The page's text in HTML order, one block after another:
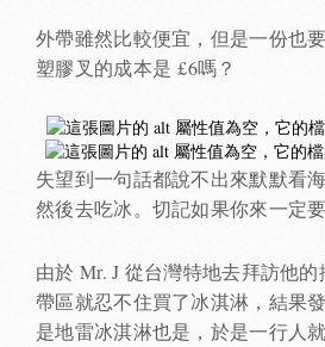
外帶雖然比較便宜，但是一份也
塑膠叉的成本是 £6嗎？
失望到一句話都說不出來默默看
然後去吃冰。切記如果你來一定
由於 Mr. J 從台灣特地去拜訪他
帶區就忍不住買了冰淇淋，結果
是地雷冰淇淋也是，於是一行人